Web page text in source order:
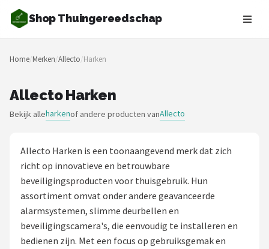
Shop Thuingereedschap
Zoeken
NAVIGATIE
Merken
Borderplanten
Grasmaaiers
Hogedrukreinigers
Home/Merken/Allecto/Harken
Allecto Harken
Bekijk alleharkenof andere producten vanAllecto
Allecto Harken is een toonaangevend merk dat zich
richt op innovatieve en betrouwbare
beveiligingsproducten voor thuisgebruik. Hun
assortiment omvat onder andere geavanceerde
alarmsystemen, slimme deurbellen en
beveiligingscamera's, die eenvoudig te installeren en
bedienen zijn. Met een focus op gebruiksgemak en